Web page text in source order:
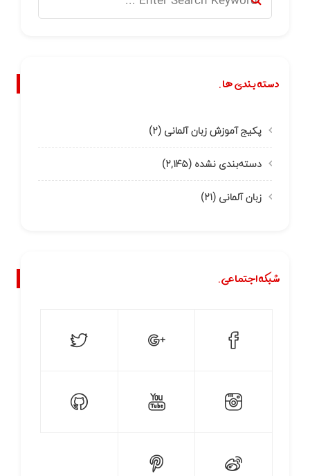
دسته بندی ها.
پکیج آموزش زبان آلمانی (۲)
دسته‌بندی نشده (۲,۱۴۵)
زبان آلمانی (۲۱)
شبکه اجتماعی.